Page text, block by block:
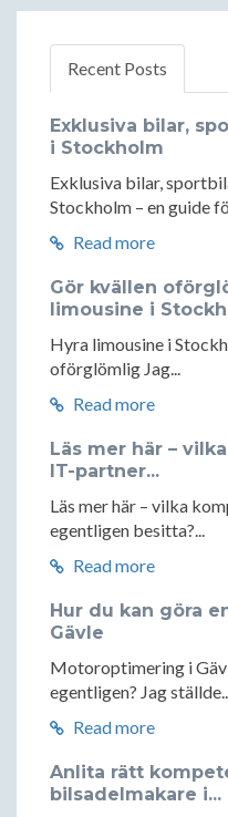
Recent Posts
Exklusiva bilar,
i Stockholm
Exklusiva bilar,
Stockholm – en guide
Read more
Gör kvällen
limousine i
Hyra limousine i
oförglömlig Jag...
Read more
Läs mer här –
IT-partner...
Läs mer här – vilka
egentligen besitta?...
Read more
Hur du kan göra
Gävle
Motoroptimering i
egentligen? Jag
Read more
Anlita rätt
bilsadelmakare i...